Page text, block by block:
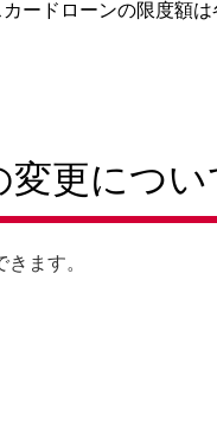
ードローンの限度額は
更につい
ます。